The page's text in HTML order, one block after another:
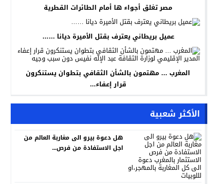
مصر تغلق أجواء ها أمام الطائرات القطرية
عميل بريطاني يعترف بقتل الأميرة ديانا ……
المغرب … مهتمون بالشأن الثقافي بتطوان يستنكرون
قرار إعفاء...
الأكثر شعبية
هل دعوة بيرو الى مغاربة العالم من
اجل الاستفادة من فرص...